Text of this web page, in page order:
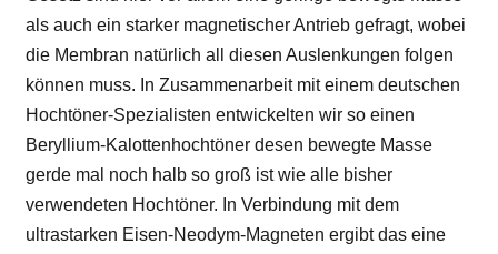
als auch ein starker magnetischer Antrieb gefragt, wobei
die Membran natürlich all diesen Auslenkungen folgen
können muss. In Zusammenarbeit mit einem deutschen
Hochtöner-Spezialisten entwickelten wir so einen
Beryllium-Kalottenhochtöner desen bewegte Masse
gerde mal noch halb so groß ist wie alle bisher
verwendeten Hochtöner. In Verbindung mit dem
ultrastarken Eisen-Neodym-Magneten ergibt das eine